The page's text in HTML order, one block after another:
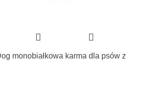
monobiałkowa karma dla psów z